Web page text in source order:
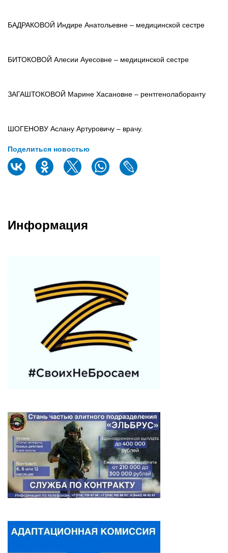
БАДРАКОВОЙ Индире Анатольевне – медицинской сестре
БИТОКОВОЙ Алесии Ауесовне – медицинской сестре
ЗАГАШТОКОВОЙ Марине Хасановне – рентгенолаборанту
ШОГЕНОВУ Аслану Артуровичу – врачу.
Поделиться новостью
Информация